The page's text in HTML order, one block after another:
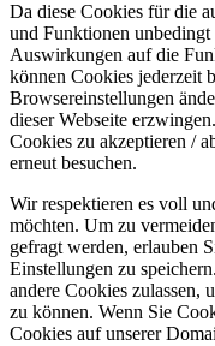
Da diese Cookies für die
und Funktionen
Auswirkungen auf die
können Cookies jederzeit
Browsereinstellungen
dieser Webseite
Cookies zu akzeptieren /
erneut besuchen.
Wir respektieren es voll
möchten. Um zu
gefragt werden, erlauben
Einstellungen zu
andere Cookies zulassen,
zu können. Wenn Sie
Cookies auf unserer